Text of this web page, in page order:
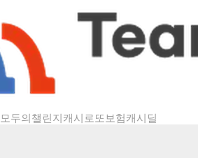
모두의챌린지캐시로또보험캐시딜
챌린지 상세